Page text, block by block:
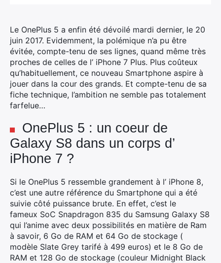
Le OnePlus 5 a enfin été dévoilé mardi dernier, le 20
juin 2017. Evidemment, la polémique n’a pu être
évitée, compte-tenu de ses lignes, quand même très
proches de celles de l’ iPhone 7 Plus. Plus coûteux
qu’habituellement, ce nouveau Smartphone aspire à
jouer dans la cour des grands. Et compte-tenu de sa
fiche technique, l’ambition ne semble pas totalement
farfelue…
OnePlus 5 : un coeur de
Galaxy S8 dans un corps d’
iPhone 7 ?
Si le OnePlus 5 ressemble grandement à l’ iPhone 8,
c’est une autre référence du Smartphone qui a été
suivie côté puissance brute. En effet, c’est le
fameux SoC Snapdragon 835 du Samsung Galaxy S8
qui l’anime avec deux possibilités en matière de Ram
à savoir, 6 Go de RAM et 64 Go de stockage (
modèle Slate Grey tarifé à 499 euros) et le 8 Go de
RAM et 128 Go de stockage (couleur Midnight Black